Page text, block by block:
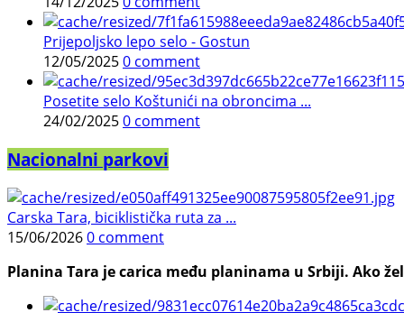
Prijepoljsko lepo selo - Gostun
12/05/20250 comment
Posetite selo Koštunići na obroncima ...
24/02/20250 comment
Nacionalni parkovi
Carska Tara, biciklistička ruta za ...
15/06/20260 comment
Planina Tara je carica među planinama u Srbiji. Ako